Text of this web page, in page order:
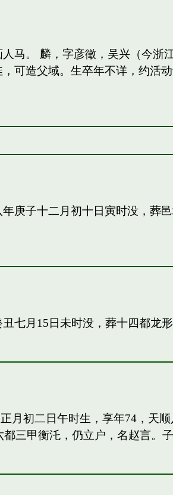
马。 麟，字彦徵，吴兴（今
可造父域。生卒年不详，约活
庚子十二月初十日寅时没，葬
七月15日未时没，葬十四都龙
月初二日午时生，享年74，天
三甲衡汑，仍立户，名赵言。子